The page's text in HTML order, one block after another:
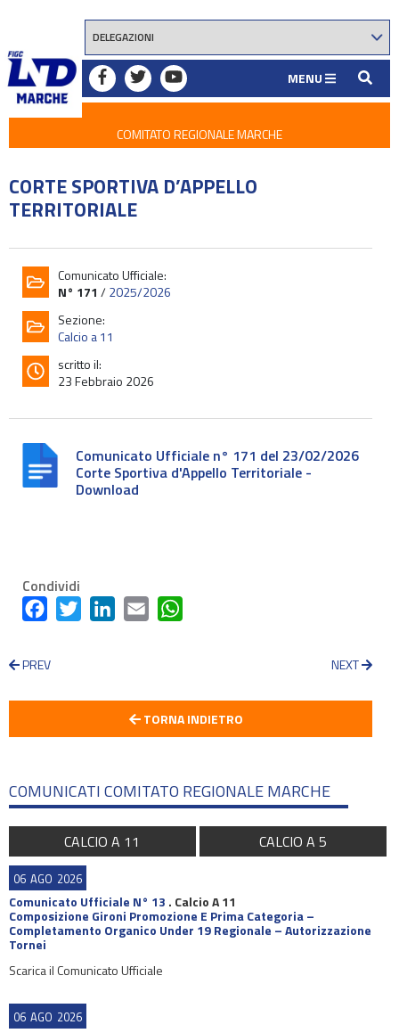
MENU
COMITATO REGIONALE MARCHE
CORTE SPORTIVA D’APPELLO
TERRITORIALE
Comunicato Ufficiale:
N° 171 /2025/2026
Sezione:
Calcio a 11
scritto il:
23 Febbraio 2026
Comunicato Ufficiale n° 171 del 23/02/2026
Corte Sportiva d'Appello Territoriale -
Download
Condividi
FacebookTwitter LinkedInEmail
PREV NEXT
TORNA INDIETRO
COMUNICATI COMITATO REGIONALE MARCHE
CALCIO A 11 CALCIO A 5
06 AGO 2026
Comunicato Ufficiale N° 13 . Calcio A 11
Composizione Gironi Promozione E Prima Categoria –
Completamento Organico Under 19 Regionale – Autorizzazione
Tornei
Scarica il Comunicato Ufficiale
06 AGO 2026